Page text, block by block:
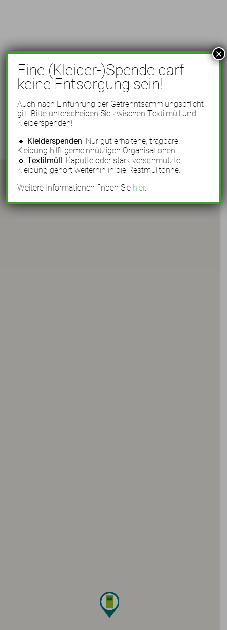
Eine (Kleider-)Spende darf
keine Entsorgung sein!
Auch nach Einführung der Getrenntsammlungspflicht
gilt: Bitte unterscheiden Sie zwischen Textilmüll und
Kleiderspenden!
🔹 Kleiderspenden: Nur gut erhaltene, tragbare
Kleidung hilft gemeinnützigen Organisationen.
🔹Textilmüll: Kaputte oder stark verschmutzte
Kleidung gehört weiterhin in die Restmülltonne.
Weitere Informationen finden Sie hier.
×